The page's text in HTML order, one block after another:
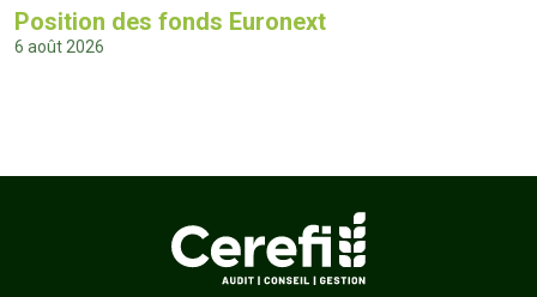
Position des fonds Euronext
6 août 2026